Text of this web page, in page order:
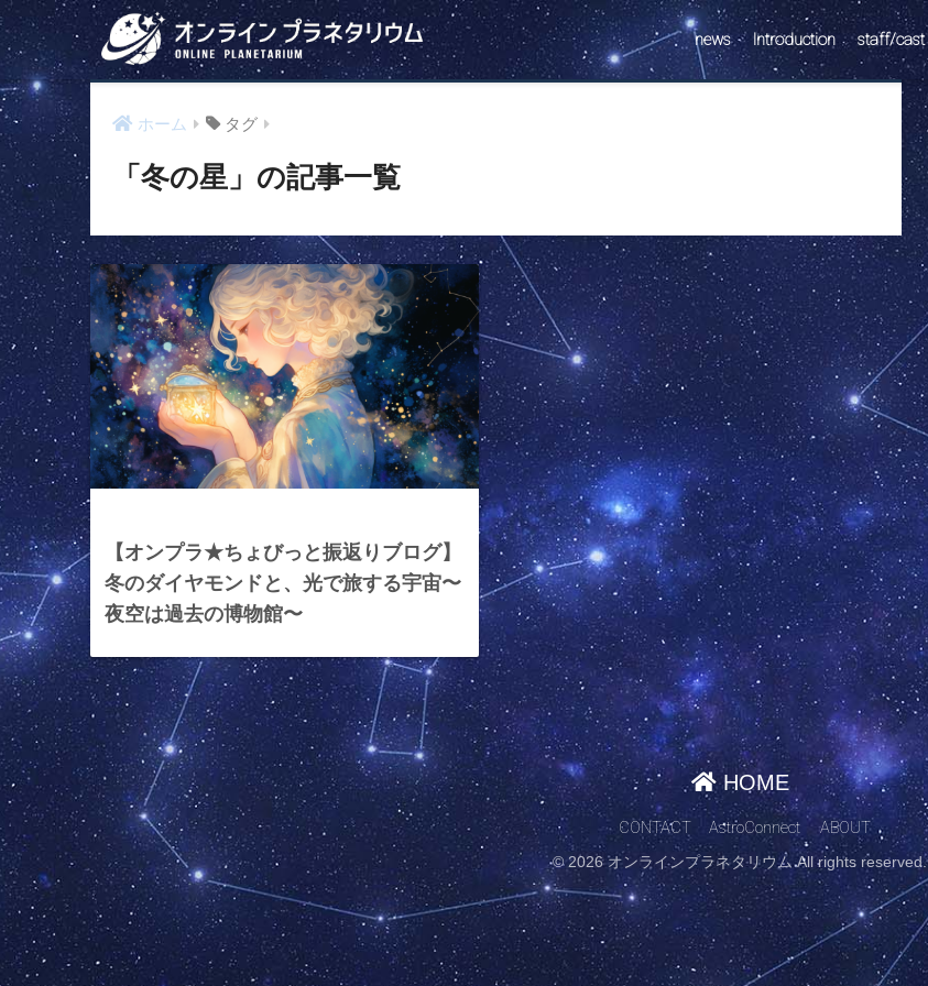
news Introduction staff/cast
ホーム タグ
「冬の星」の記事一覧
【オンプラ★ちょびっと振返りブログ】
冬のダイヤモンドと、光で旅する宇宙〜
夜空は過去の博物館〜
HOME
CONTACT AstroConnect ABOUT
© 2026 オンラインプラネタリウム All rights reserved.